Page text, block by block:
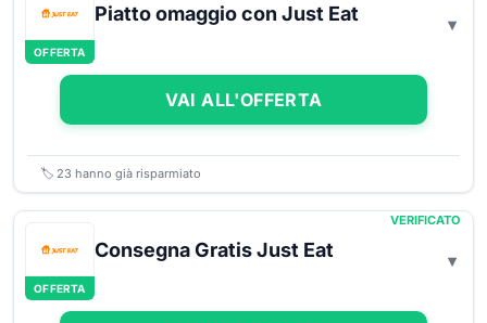
OFFERTA
Piatto omaggio con Just Eat
VAI ALL'OFFERTA
🏷️ 23 hanno già risparmiato
OFFERTA
VERIFICATO
Consegna Gratis Just Eat